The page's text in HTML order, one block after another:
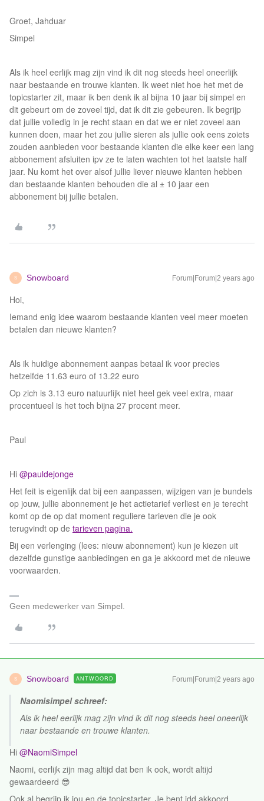
Groet, Jahduar
Simpel
Als ik heel eerlijk mag zijn vind ik dit nog steeds heel oneerlijk
naar bestaande en trouwe klanten. Ik weet niet hoe het met de
topicstarter zit, maar ik ben denk ik al bijna 10 jaar bij simpel en
dit gebeurt om de zoveel tijd, dat ik dit zie gebeuren. Ik begrijp
dat jullie volledig in je recht staan en dat we er niet zoveel aan
kunnen doen, maar het zou jullie sieren als jullie ook eens zoiets
zouden aanbieden voor bestaande klanten die elke keer een lang
abbonement afsluiten ipv ze te laten wachten tot het laatste half
jaar. Nu komt het over alsof jullie liever nieuwe klanten hebben
dan bestaande klanten behouden die al ± 10 jaar een
abbonement bij jullie betalen.
S Snowboard Forum|Forum|2 years ago
Hoi,
Iemand enig idee waarom bestaande klanten veel meer moeten
betalen dan nieuwe klanten?
Als ik huidige abonnement aanpas betaal ik voor precies
hetzelfde 11.63 euro of 13.22 euro
Op zich is 3.13 euro natuurlijk niet heel gek veel extra, maar
procentueel is het toch bijna 27 procent meer.
Paul
Hi @pauldejonge
Het feit is eigenlijk dat bij een aanpassen, wijzigen van je bundels
op jouw, jullie abonnement je het actietarief verliest en je terecht
komt op de op dat moment reguliere tarieven die je ook
terugvindt op de tarieven pagina.
Bij een verlenging (lees: nieuw abonnement) kun je kiezen uit
dezelfde gunstige aanbiedingen en ga je akkoord met de nieuwe
voorwaarden.
Geen medewerker van Simpel.
S Snowboard ANTWOORD Forum|Forum|2 years ago
Naomisimpel schreef:
Als ik heel eerlijk mag zijn vind ik dit nog steeds heel oneerlijk
naar bestaande en trouwe klanten.
Hi @NaomiSimpel
Naomi, eerlijk zijn mag altijd dat ben ik ook, wordt altijd
gewaardeerd 😎
Ook al begrijp ik jou en de topicstarter. Je bent idd akkoord